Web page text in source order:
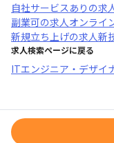
自社サービスあり の求
副業可の求人オンライ
新規立ち上げの求人新
求人検索ページに戻る
ITエンジニア・デザイ